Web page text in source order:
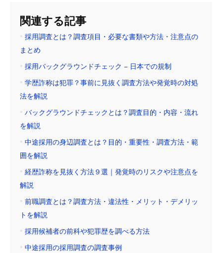
関連する記事
採用調査とは？調査項目・必要な書類や方法・注意点の
まとめ
採用バックグラウンドチェック – 日本での規制
学歴詐称は犯罪？事前に見抜く調査方法や発覚時の対処
法を解説
バックグラウンドチェックとは？調査目的・内容・流れ
を解説
中途採用の身辺調査とは？目的・重要性・調査方法・範
囲を解説
経歴詐称を見抜く方法９選｜発覚時のリスクや注意点を
解説
前職調査とは？調査方法・違法性・メリット・デメリッ
トを解説
採用候補者の前科や犯罪歴を調べる方法
中途採用の採用調査の調査事例